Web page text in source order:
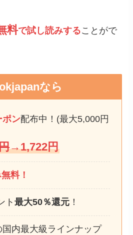
料で試し読みすることがで
なら
ポン配布中！(最大5,000円
→1,722円
料！
ト最大50％還元 ！
内最大級ラインナップ